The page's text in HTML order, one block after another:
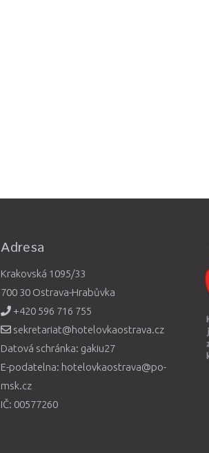
Adresa
Krakovská 1095/33
700 30 Ostrava-Hrabůvka
+420 596 716 755
sekretariat@hotelovkaostrava.cz
Datová schránka: gakiu27
E-podatelna: hotelovkaostrava@po-
msk.cz
IČ: 00577260